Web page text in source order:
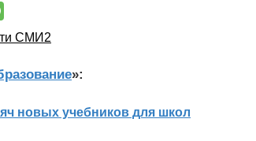
СМИ2
»:
новых учебников для школ